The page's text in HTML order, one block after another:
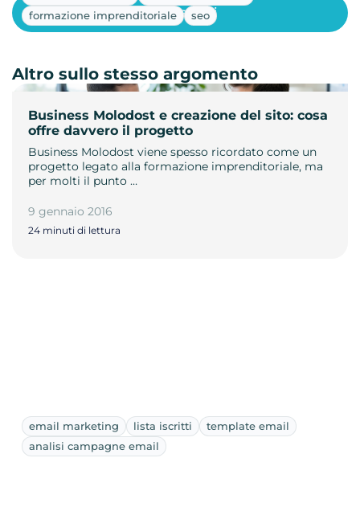
formazione imprenditoriale
seo
Business Molodost e creazione del sito: cosa
offre davvero il progetto
Business Molodost viene spesso ricordato come un
progetto legato alla formazione imprenditoriale, ma
per molti il punto …
9 gennaio 2016
24 minuti di lettura
Mostra altri
Altro sullo stesso argomento
email marketing lista iscritti
template email
analisi campagne email